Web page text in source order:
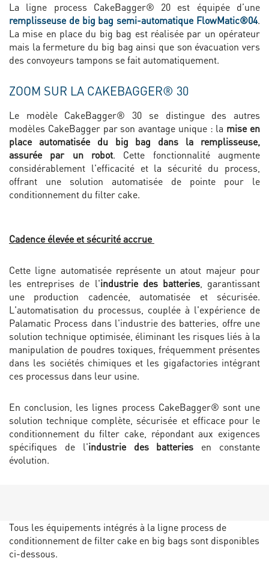
La ligne process CakeBagger® 20 est équipée d’une
remplisseuse de big bag semi-automatique FlowMatic®04.
La mise en place du big bag est réalisée par un opérateur
mais la fermeture du big bag ainsi que son évacuation vers
des convoyeurs tampons se fait automatiquement.
ZOOM SUR LA CAKEBAGGER® 30
Le modèle CakeBagger® 30 se distingue des autres
modèles CakeBagger par son avantage unique : la mise en
place automatisée du big bag dans la remplisseuse,
assurée par un robot. Cette fonctionnalité augmente
considérablement l'efficacité et la sécurité du process,
offrant une solution automatisée de pointe pour le
conditionnement du filter cake.
Cadence élevée et sécurité accrue
Cette ligne automatisée représente un atout majeur pour
les entreprises de l'industrie des batteries, garantissant
une production cadencée, automatisée et sécurisée.
L'automatisation du processus, couplée à l'expérience de
Palamatic Process dans l'industrie des batteries, offre une
solution technique optimisée, éliminant les risques liés à la
manipulation de poudres toxiques, fréquemment présentes
dans les sociétés chimiques et les gigafactories intégrant
ces processus dans leur usine.
En conclusion, les lignes process CakeBagger® sont une
solution technique complète, sécurisée et efficace pour le
conditionnement du filter cake, répondant aux exigences
spécifiques de l'industrie des batteries en constante
évolution.
Tous les équipements intégrés à la ligne process de
conditionnement de filter cake en big bags sont disponibles
ci-dessous.